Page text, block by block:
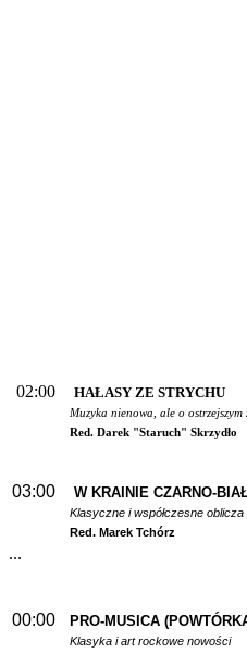
02:00 HAŁASY ZE STRYCHU
Muzyka nienowa, ale o
Red. Darek "Staruch" Skrzydło
03:00 W KRAINIE CZARNO-
Klasyczne i współczesne
Red. Marek Tchórz
...
00:00 PRO-MUSICA
Klasyka i art rockowe nowości